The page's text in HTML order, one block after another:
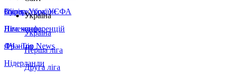
Збірна України
Італія
Німеччина
Франція
Нідерланди
Суперкубок УЄФА
Ліга конференцій
ЛЧ - Top News
Україна
Україна
Перша ліга
Друга ліга